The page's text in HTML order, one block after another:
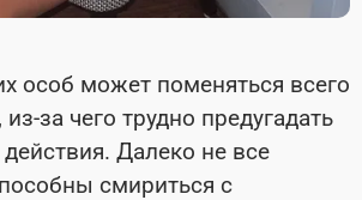
особ может поменяться всего
за чего трудно предугадать
Далеко не все
смириться с